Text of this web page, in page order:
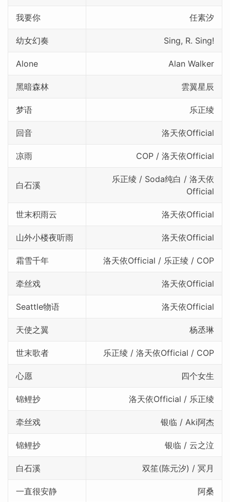
我要你 任素汐
幼女幻奏 Sing, R. Sing!
Alone Alan Walker
黑暗森林 雲翼星辰
梦语 乐正绫
回音 洛天依Official
凉雨 COP / 洛天依Official
白石溪
乐正绫 / Soda纯白 / 洛天依
Official
世末积雨云 洛天依Official
山外小楼夜听雨 洛天依Official
霜雪千年 洛天依Official / 乐正绫 / COP
牵丝戏 洛天依Official
Seattle物语 洛天依Official
天使之翼 杨丞琳
世末歌者 乐正绫 / 洛天依Official / COP
心愿 四个女生
锦鲤抄 洛天依Official / 乐正绫
牵丝戏 银临 / Aki阿杰
锦鲤抄 银临 / 云之泣
白石溪 双笙(陈元汐) / 冥月
一直很安静 阿桑